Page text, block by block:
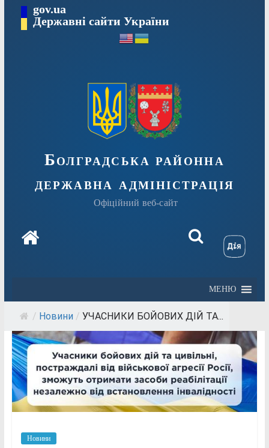
Перейтиgov.ua
Державні сайти України
Болградська районна
державна адміністрація
Офіційний веб-сайт
МЕНЮ
/ Новини / УЧАСНИКИ БОЙОВИХ ДІЙ ТА...
Новини